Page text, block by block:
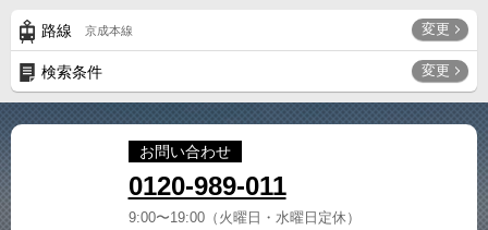
路線 京成本線 変更
検索条件 変更
お問い合わせ
0120-989-011
9:00〜19:00（火曜日・水曜日定休）